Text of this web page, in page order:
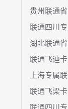
贵州联通
联通四川
湖北联通
联通飞迪
上海专属
联通飞梁卡